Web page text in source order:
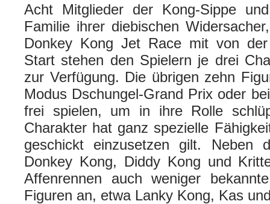
Acht Mitglieder der Kong-Sippe
Familie ihrer diebischen
Donkey Kong Jet Race mit von
Start stehen den Spielern je drei
zur Verfügung. Die übrigen zehn
Modus Dschungel-Grand Prix oder
frei spielen, um in ihre Rolle
Charakter hat ganz spezielle
geschickt einzusetzen gilt. Neben
Donkey Kong, Diddy Kong und
Affenrennen auch weniger
Figuren an, etwa Lanky Kong, Kas